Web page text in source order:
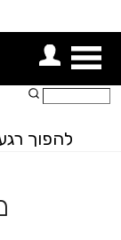
תפריט
להפוך